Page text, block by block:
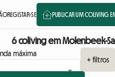
REGISTAR-SE PUBLICAR UM COLIVING
6 coliving em Molenbeek-
máxima
+ filtros